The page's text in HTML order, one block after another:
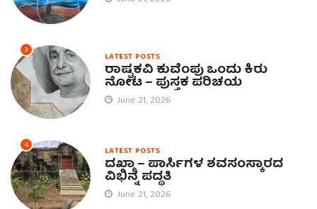
3 LATEST POSTS
ರಾಷ್ಟ್ರಕವಿ ಕುವೆಂಪು ಒಂದು ಕಿರು
ನೋಟ – ಪುಸ್ತಕ ಪರಿಚಯ
June 21, 2026
4 LATEST POSTS
ದಖ್ಮಾ – ಪಾರ್ಸಿಗಳ ಶವಸಂಸ್ಕಾರದ
ವಿಭಿನ್ನ ಪದ್ಧತಿ
June 21, 2026